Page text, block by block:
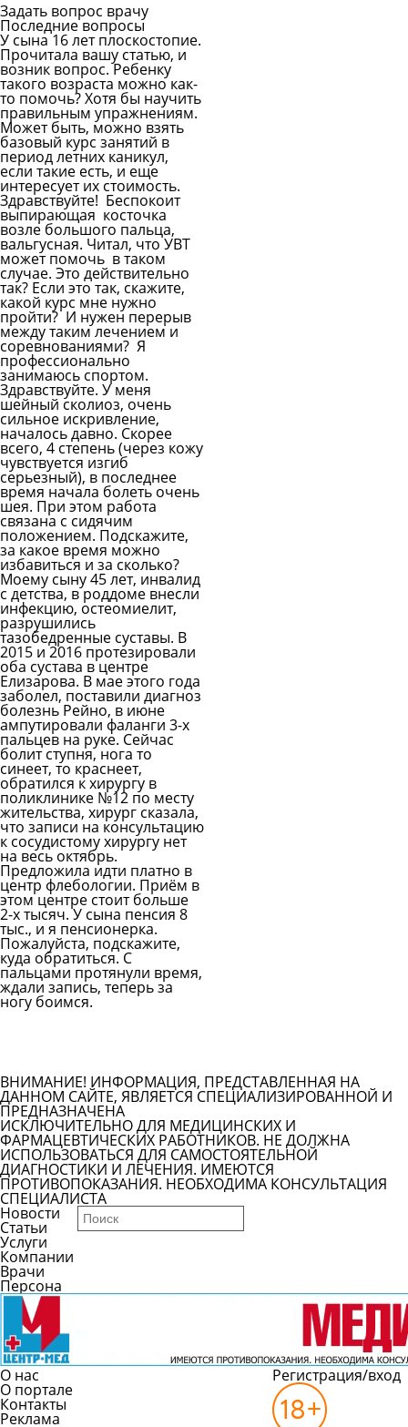
Задать вопрос врачу
Последние вопросы
У сына 16 лет плоскостопие.
Прочитала вашу статью, и
возник вопрос. Ребенку
такого возраста можно как-
то помочь? Хотя бы научить
правильным упражнениям.
Может быть, можно взять
базовый курс занятий в
период летних каникул,
если такие есть, и еще
интересует их стоимость.
Здравствуйте! Беспокоит
выпирающая косточка
возле большого пальца,
вальгусная. Читал, что УВТ
может помочь в таком
случае. Это действительно
так? Если это так, скажите,
какой курс мне нужно
пройти? И нужен перерыв
между таким лечением и
соревнованиями? Я
профессионально
занимаюсь спортом.
Здравствуйте. У меня
шейный сколиоз, очень
сильное искривление,
началось давно. Скорее
всего, 4 степень (через кожу
чувствуется изгиб
серьезный), в последнее
время начала болеть очень
шея. При этом работа
связана с сидячим
положением. Подскажите,
за какое время можно
избавиться и за сколько?
Моему сыну 45 лет, инвалид
с детства, в роддоме внесли
инфекцию, остеомиелит,
разрушились
тазобедренные суставы. В
2015 и 2016 протезировали
оба сустава в центре
Елизарова. В мае этого года
заболел, поставили диагноз
болезнь Рейно, в июне
ампутировали фаланги 3-х
пальцев на руке. Сейчас
болит ступня, нога то
синеет, то краснеет,
обратился к хирургу в
поликлинике №12 по месту
жительства, хирург сказала,
что записи на консультацию
к сосудистому хирургу нет
на весь октябрь.
Предложила идти платно в
центр флебологии. Приём в
этом центре стоит больше
2-х тысяч. У сына пенсия 8
тыс., и я пенсионерка.
Пожалуйста, подскажите,
куда обратиться. С
пальцами протянули время,
ждали запись, теперь за
ногу боимся.
ВНИМАНИЕ! ИНФОРМАЦИЯ, ПРЕДСТАВЛЕННАЯ НА
ДАННОМ САЙТЕ, ЯВЛЯЕТСЯ СПЕЦИАЛИЗИРОВАННОЙ И
ПРЕДНАЗНАЧЕНА
ИСКЛЮЧИТЕЛЬНО ДЛЯ МЕДИЦИНСКИХ И
ФАРМАЦЕВТИЧЕСКИХ РАБОТНИКОВ. НЕ ДОЛЖНА
ИСПОЛЬЗОВАТЬСЯ ДЛЯ САМОСТОЯТЕЛЬНОЙ
ДИАГНОСТИКИ И ЛЕЧЕНИЯ. ИМЕЮТСЯ
ПРОТИВОПОКАЗАНИЯ. НЕОБХОДИМА КОНСУЛЬТАЦИЯ
СПЕЦИАЛИСТА
Новости
Статьи
Услуги
Компании
Врачи
Персона
О нас
О портале
Контакты
Реклама
Регистрация/вход